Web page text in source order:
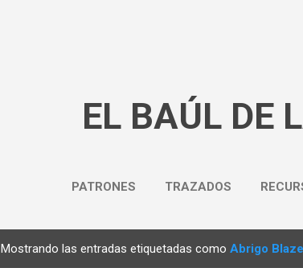
EL BAÚL DE
PATRONES TRAZADOS
Mostrando las entradas etiquetadas como Abrigo